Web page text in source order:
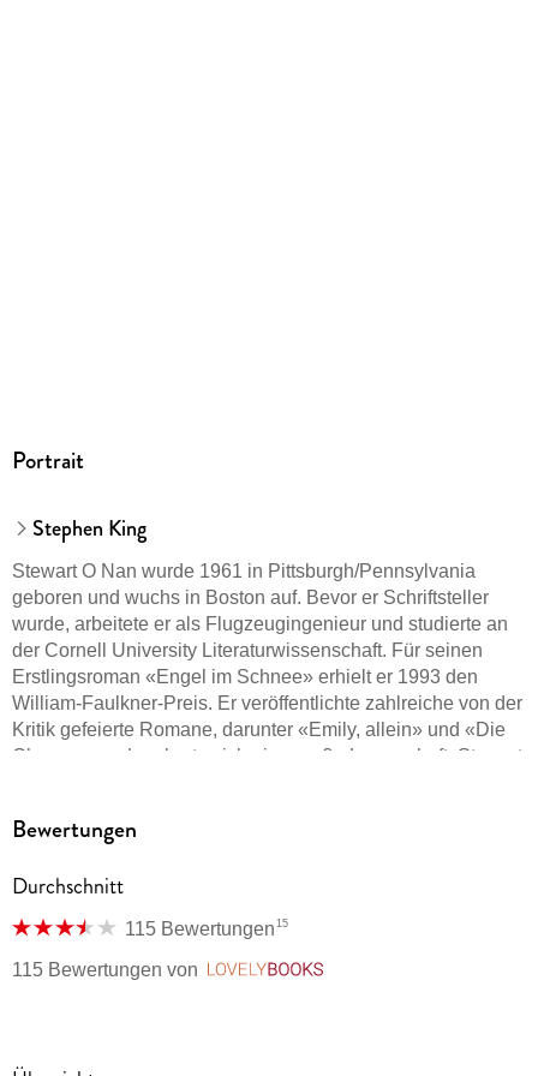
Portrait
Stephen King
Stewart O Nan wurde 1961 in Pittsburgh/Pennsylvania
geboren und wuchs in Boston auf. Bevor er Schriftsteller
wurde, arbeitete er als Flugzeugingenieur und studierte an
der Cornell University Literaturwissenschaft. Für seinen
Erstlingsroman «Engel im Schnee» erhielt er 1993 den
William-Faulkner-Preis. Er veröffentlichte zahlreiche von der
Kritik gefeierte Romane, darunter «Emily, allein» und «Die
Chance», und eroberte sich eine große Leserschaft. Stewart
Thomas Gunkel, 1956 in Treysa geboren, arbeitete mehrere
und Geografie in Marburg begann er, englischsprachige
ihm übersetzten Autoren gehören u. a. Larry Brown, John
Cheever, Stewart O Nan, William Trevor und Richard Yates.
Bewertungen
Durchschnitt
115 Bewertungen 15
115 Bewertungen von